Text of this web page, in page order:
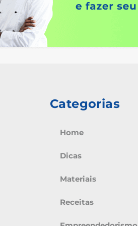
Categorias
Home
Dicas
Materiais
Receitas